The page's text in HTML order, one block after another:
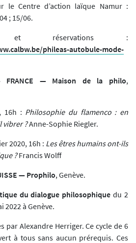
le Centre d’action laïque Namur :
; 15/06.
et réservations :
phileas-autobule-mode-
— Maison de la philo,
16h : Philosophie du flamenco : en
vibrer ?Anne-Sophie Riegler.
2020, 16h : Les êtres humains ont-ils
?Francis Wolff
— Prophilo, Genève.
du dialogue philosophique du 2
2022 à Genève.
par Alexandre Herriger. Ce cycle de 6
à tous sans aucun prérequis. Ces